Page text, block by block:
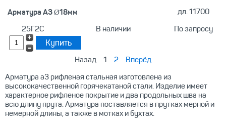
Арматура А3 Ø18мм
дл. 11700
25Г2С
В наличии По запросу
Назад 1 2
Вперёд
Арматура а3 рифленая стальная изготовлена из
высококачественной горячекатаной стали. Изделие имеет
характерное рифленое покрытие и два продольных шва на
всю длину прута. Арматура поставляется в прутках мерной и
немерной длины, а также в мотках и бухтах.